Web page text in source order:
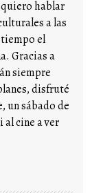
hablar
a las
el
Gracias a
siempre
disfruté
un sábado de
cine a ver